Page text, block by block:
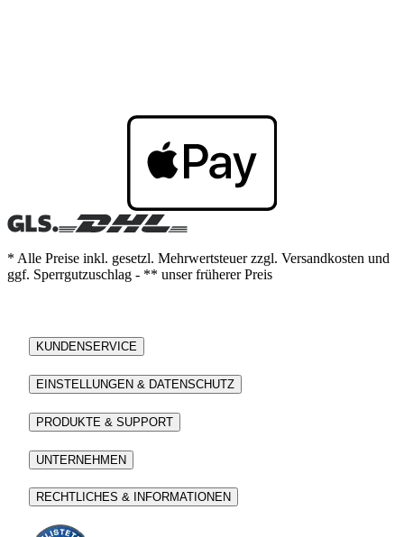
* Alle Preise inkl. gesetzl. Mehrwertsteuer zzgl. Versandkosten und
ggf. Sperrgutzuschlag - ** unser früherer Preis
KUNDENSERVICE
EINSTELLUNGEN & DATENSCHUTZ
PRODUKTE & SUPPORT
UNTERNEHMEN
RECHTLICHES & INFORMATIONEN